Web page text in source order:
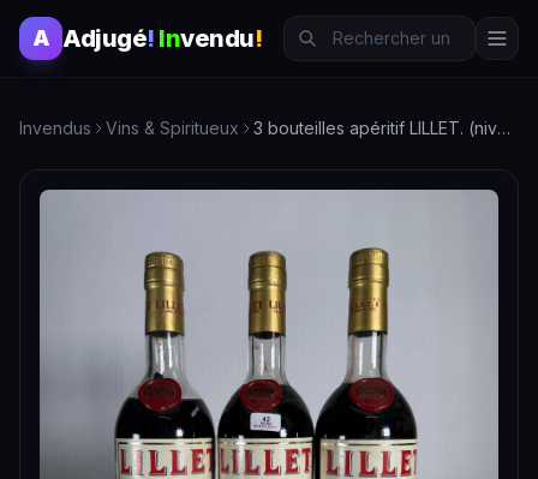
A Adjugé! Invendu!
Invendus Vins & Spiritueux 3 bouteilles apéritif LILLET. (niveau bas goulot à début épaule, étiquettes sales)